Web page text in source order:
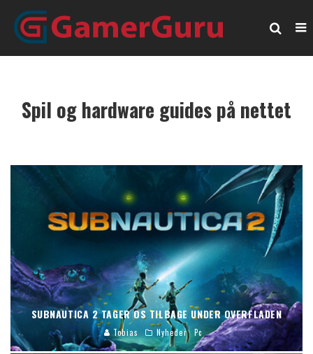
Spil og hardware guides på nettet
SUBNAUTICA 2 TAGER OS TILBAGE UNDER OVERFLADEN
Tobias Nyheder Pc